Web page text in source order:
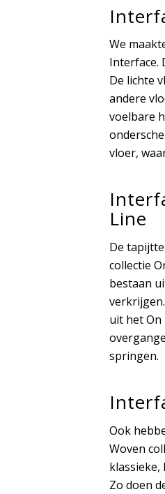
We
Interface.
De lichte
andere
voelbare
vloer,
Line
De
collectie
bestaan
uit het On
springen.
Ook
Woven
klassieke,
Zo doen